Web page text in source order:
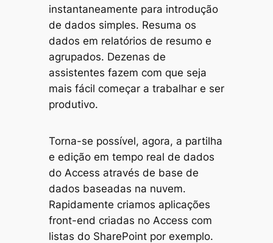
instantaneamente para introdução
de dados simples. Resuma os
dados em relatórios de resumo e
agrupados. Dezenas de
assistentes fazem com que seja
mais fácil começar a trabalhar e ser
produtivo.
Torna-se possível, agora, a partilha
e edição em tempo real de dados
do Access através de base de
dados baseadas na nuvem.
Rapidamente criamos aplicações
front-end criadas no Access com
listas do SharePoint por exemplo.